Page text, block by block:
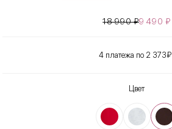
18 990₽9 490₽
4 платежа по 2 373₽
Цвет